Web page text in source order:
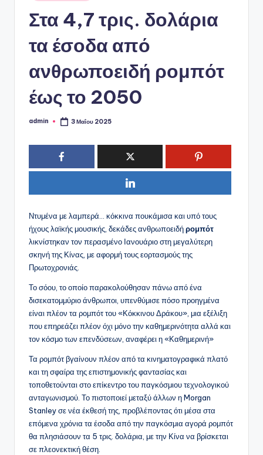
P
o
Στα 4,7 τρις. δολάρια
τα έσοδα από
ανθρωποειδή ρομπότ
έως το 2050
Συγγραφέας:
admin 3 Μαΐου 2025
Ντυμένα με λαμπερά… κόκκινα πουκάμισα και υπό τους
ήχους λαϊκής μουσικής, δεκάδες ανθρωποειδήρομπότ
λικνίστηκαν τον περασμένο Ιανουάριο στη μεγαλύτερη
σκηνή της Κίνας, με αφορμή τους εορτασμούς της
Πρωτοχρονιάς.
Το σόου, το οποίο παρακολούθησαν πάνω από ένα
δισεκατομμύριο άνθρωποι, υπενθύμισε πόσο προηγμένα
είναι πλέον τα ρομπότ του «Κόκκινου Δράκου», μια εξέλιξη
που επηρεάζει πλέον όχι μόνο την καθημερινότητα αλλά και
τον κόσμο των επενδύσεων, αναφέρει η «Καθημερινή»
Τα ρομπότ βγαίνουν πλέον από τα κινηματογραφικά πλατό
και τη σφαίρα της επιστημονικής φαντασίας και
τοποθετούνται στο επίκεντρο του παγκόσμιου τεχνολογικού
ανταγωνισμού. Το πιστοποιεί μεταξύ άλλων η Morgan
Stanley σε νέα έκθεσή της, προβλέποντας ότι μέσα στα
επόμενα χρόνια τα έσοδα από την παγκόσμια αγορά ρομπότ
θα πλησιάσουν τα 5 τρις. δολάρια, με την Κίνα να βρίσκεται
σε πλεονεκτική θέση.